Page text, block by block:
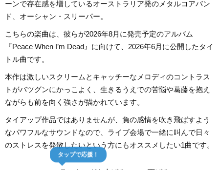
ーンで存在感を増しているオーストラリア発のメタルコアバン
ド、オーシャン・スリーパー。
こちらの楽曲は、彼らが2026年8月に発売予定のアルバム
『Peace When I’m Dead』に向けて、2026年6月に公開したタイ
トル曲です。
本作は激しいスクリームとキャッチーなメロディのコントラス
トがバツグンにかっこよく、生きるうえでの苦悩や葛藤を抱え
ながらも前を向く強さが描かれています。
タイアップ作品ではありませんが、負の感情を吹き飛ばすよう
なパワフルなサウンドなので、ライブ会場で一緒に叫んで日々
のストレスを発散したいという方にもオススメしたい1曲です。
タップで応援！